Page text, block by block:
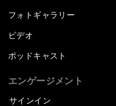
フォトギャラリー
ビデオ
ポッドキャスト
エンゲージメント
サインイン